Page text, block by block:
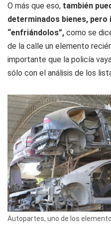
O más que eso, también
determinados bienes,
“enfriándolos”, como se
de la calle un elemento
importante que la policía
sólo con el análisis de los
Autopartes, uno de los